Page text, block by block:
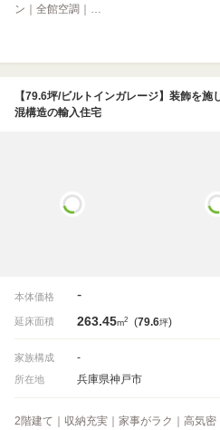
ン｜全館空調｜…
【79.6坪/ビルトインガレージ】装飾を
混構造の輸入住宅
本体価格 -
延床面積 263.45m2 (79.6坪)
家族構成 -
所在地 兵庫県神戸市
2階建て｜収納充実｜家事がラク｜高気